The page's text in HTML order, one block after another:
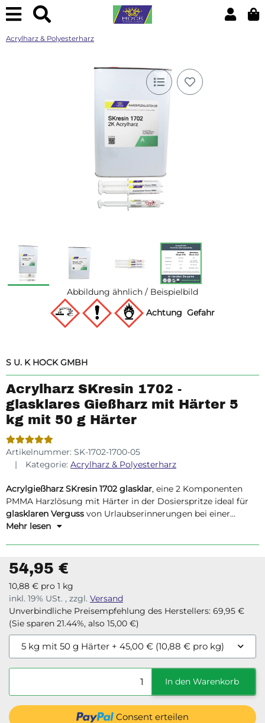
Acrylharz & Polyesterharz
Abbildung ähnlich / Beispielbild
Achtung Gefahr
S U. K HOCK GMBH
Acrylharz SKresin 1702 -
glasklares Gießharz mit Härter 5
kg mit 50 g Härter
Artikelnummer: SK-1702-1700-05
Kategorie: Acrylharz & Polyesterharz
Acrylgießharz SKresin 1702 glasklar, eine 2 Komponenten
PMMA Harzlösung mit Härter in der Dosierspritze ideal für
glasklaren Verguss von Urlaubserinnerungen bei einer
Verarbeitungsumgebungstemperatur von
Mehr lesen
54,95 €
10,88 € pro 1 kg
inkl. 19% USt. , zzgl. Versand
Unverbindliche Preisempfehlung des Herstellers: 69,95 €
(Sie sparen 21.44%, also 15,00 €)
5 kg mit 50 g Härter + 45,00 € (10,88 € pro kg)
In den Warenkorb
Consent erteilen